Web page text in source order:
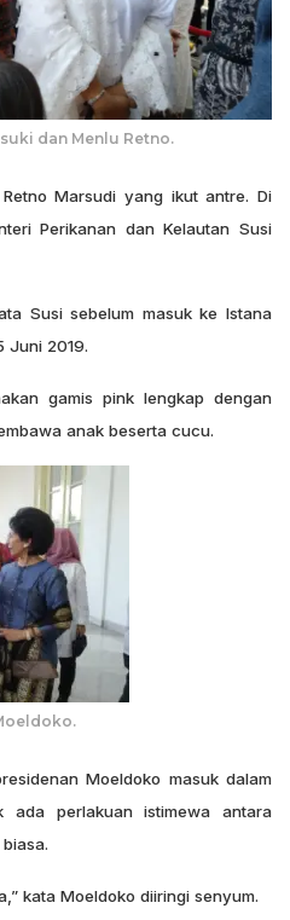
dan Menlu Retno.
Marsudi yang ikut antre. Di
Perikanan dan Kelautan Susi
Susi sebelum masuk ke Istana
Juni 2019.
gamis pink lengkap dengan
anak beserta cucu.
Moeldoko masuk dalam
ada perlakuan istimewa antara
kata Moeldoko diiringi senyum.